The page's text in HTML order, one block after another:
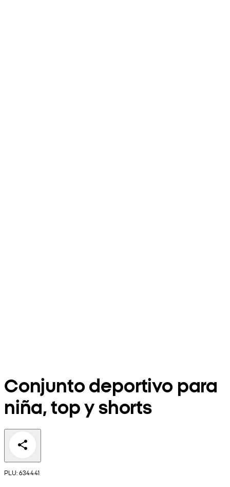
Conjunto deportivo para
niña, top y shorts
PLU: 634441